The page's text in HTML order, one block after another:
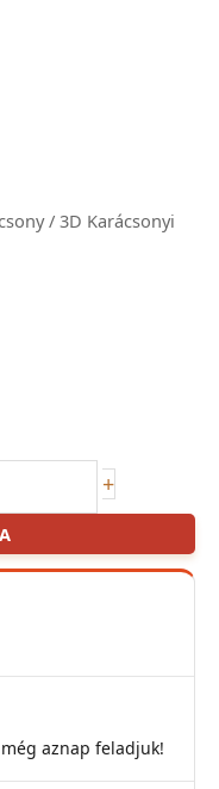
/ 3D Karácsonyi
+
aznap feladjuk!